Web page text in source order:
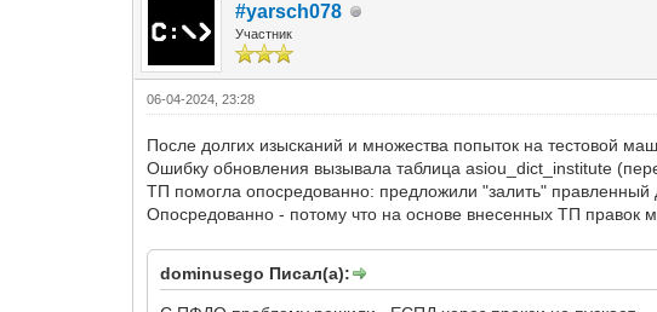
#yarsch078
Участник
06-04-2024, 23:28
После долгих изысканий и множества попыток на тестовой
Ошибку обновления вызывала таблица asiou_dict_institute
ТП помогла опосредованно: предложили "залить"
Опосредованно - потому что на основе внесенных ТП правок
dominusego Писал(а):